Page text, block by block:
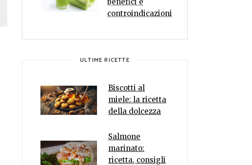
controindicazioni
ULTIME RICETTE
Biscotti al
miele: la ricetta
della dolcezza
Salmone
marinato:
ricetta, consigli